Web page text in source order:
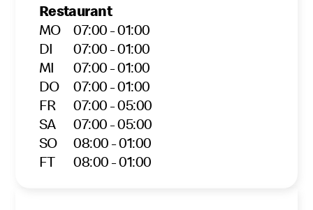
Restaurant
MO
07:00 - 01:00
DI
07:00 - 01:00
MI
07:00 - 01:00
DO
07:00 - 01:00
FR
07:00 - 05:00
SA
07:00 - 05:00
SO
08:00 - 01:00
FT
08:00 - 01:00